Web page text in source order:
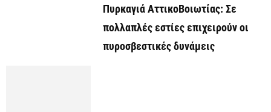
Πυρκαγιά ΑττικοΒοιωτίας: Σε
πολλαπλές εστίες επιχειρούν οι
πυροσβεστικές δυνάμεις